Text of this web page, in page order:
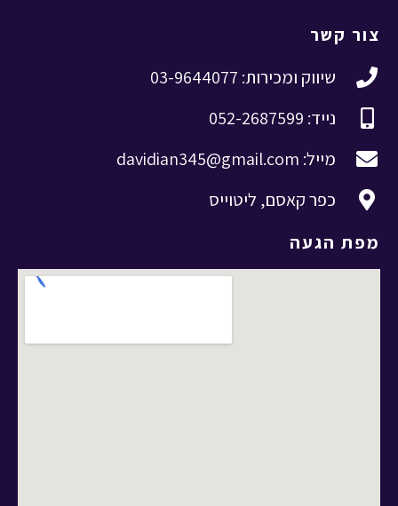
צור קשר
שיווק ומכירות: 03-9644077
נייד: 052-2687599
מייל: davidian345@gmail.com
כפר קאסם, ליטוייס
מפת הגעה